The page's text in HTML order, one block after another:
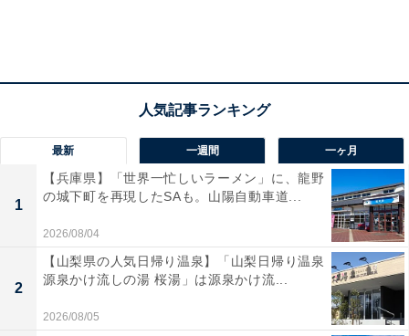
最新 一週間 一ヶ月
1
【兵庫県】「世界一忙しいラーメン」に、龍野
の城下町を再現したSAも。山陽自動車道...
2026/08/04
2
【山梨県の人気日帰り温泉】「山梨日帰り温泉
源泉かけ流しの湯 桜湯」は源泉かけ流...
2026/08/05